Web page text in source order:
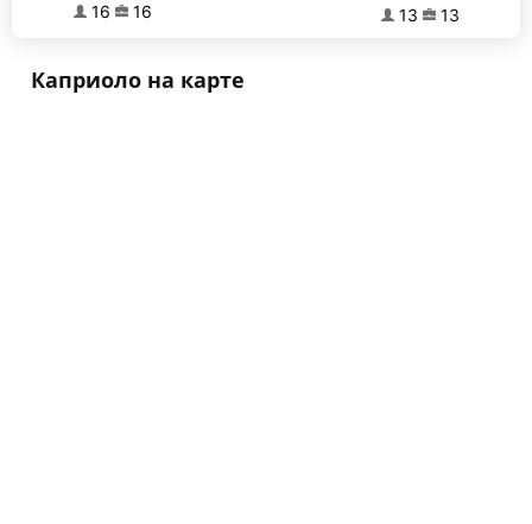
16
16
13
13
Каприоло на карте